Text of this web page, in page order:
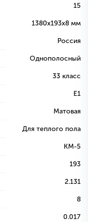
15
1380х193х8 мм
Россия
Однополосный
33 класс
E1
Матовая
Для теплого пола
КМ-5
193
2.131
8
0.017